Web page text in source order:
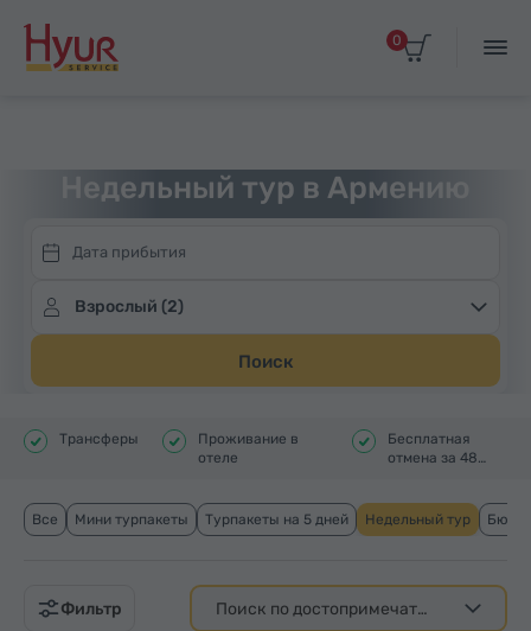
0
Недельный тур в Армению
Взрослый (2)
Поиск
Трансферы
Проживание в
отеле
Бесплатная
отмена за 48
Все Мини турпакеты Турпакеты на 5 дней Недельный тур
Фильтр